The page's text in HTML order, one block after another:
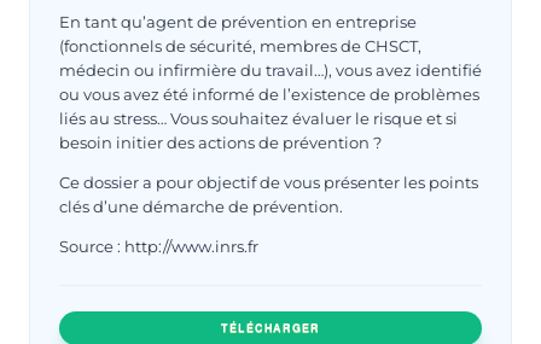
En tant qu’agent de prévention en entreprise
(fonctionnels de sécurité, membres de CHSCT,
médecin ou infirmière du travail…), vous avez identifié
ou vous avez été informé de l’existence de problèmes
liés au stress… Vous souhaitez évaluer le risque et si
besoin initier des actions de prévention ?
Ce dossier a pour objectif de vous présenter les points
clés d’une démarche de prévention.
Source : http://www.inrs.fr
TÉLÉCHARGER